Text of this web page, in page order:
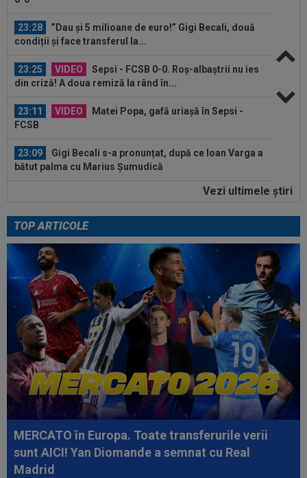
23:28
”Dau și 5 milioane de euro!” Gigi Becali, două
condiții și face transferul la...
23:25 VIDEO
Sepsi - FCSB 0-0. Roș-albaștrii nu ies
din criză! A doua remiză la rând în...
23:11 VIDEO
Matei Popa, gafă uriașă în Sepsi -
FCSB
23:09
Gigi Becali s-a pronunțat, după ce Ioan Varga a
bătut palma cu Marius Șumudică
A fost ”bărbat”, dar doar 45 de minute! OUT la
22:40 EXCLUSIV
Verdict dur la pauza meciului
Sespi - FCSB! Cei 3 jucători ”roș-albaștri” care...
23:45
Florin Tănase, după Sepsi - FCSB 0-0: ”Suntem
neînvinși” + A comentat...
23:44
Juri Cisotti s-a învinovățit, după Sepsi - FCSB
0-0
23:28
”Dau și 5 milioane de euro!” Gigi Becali, două
condiții și face transferul la...
23:25 VIDEO
Sepsi - FCSB 0-0. Roș-albaștrii nu ies
din criză! A doua remiză la rând în...
23:11 VIDEO
Matei Popa, gafă uriașă în Sepsi -
FCSB
Vezi ultimele ştiri
TOP ARTICOLE
MERCATO în Europa. Toate transferurile verii
sunt AICI! Yan Diomande a semnat cu Real
Madrid